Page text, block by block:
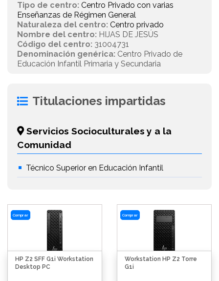
Tipo de centro: Centro Privado con varias
Enseñanzas de Régimen General
Naturaleza del centro: Centro privado
Nombre del centro: HIJAS DE JESÚS
Código del centro: 31004731
Denominación genérica: Centro Privado de
Educación Infantil Primaria y Secundaria
Titulaciones impartidas
Servicios Socioculturales y a la
Comunidad
Técnico Superior en Educación Infantil
Comprar
HP Z2 SFF G1i Workstation
Desktop PC
Comprar
Workstation HP Z2 Torre
G1i